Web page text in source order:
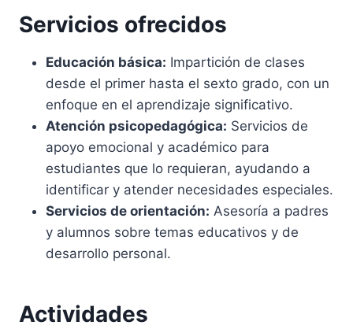
Servicios ofrecidos
Educación básica: Impartición de clases
desde el primer hasta el sexto grado, con un
enfoque en el aprendizaje significativo.
Atención psicopedagógica: Servicios de
apoyo emocional y académico para
estudiantes que lo requieran, ayudando a
identificar y atender necesidades especiales.
Servicios de orientación: Asesoría a padres
y alumnos sobre temas educativos y de
desarrollo personal.
Actividades